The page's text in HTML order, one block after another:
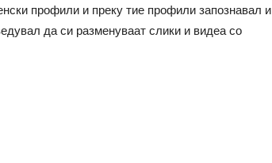
профили и преку тие профили запознавал и
да си разменуваат слики и видеа со